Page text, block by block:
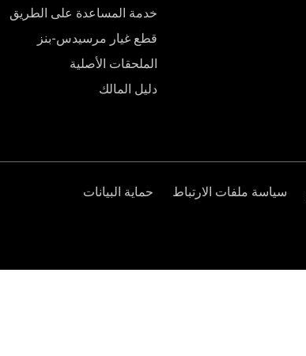
خدمة المساعدة على الطريق
قطع غيار مرسيدس-بنز
الملحقات الأصلية
دليل المالك
سياسة ملفات الارتباط حماية البيانات